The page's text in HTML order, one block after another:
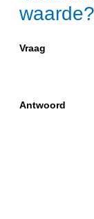
waarde?
Vraag
Antwoord